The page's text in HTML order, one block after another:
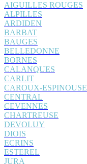
AIGUILLES ROUGES
ALPILLES
ARDIDEN
BARBAT
BAUGES
BELLEDONNE
BORNES
CALANQUES
CARLIT
CAROUX-ESPINOUSE
CENTRAL
CEVENNES
CHARTREUSE
DEVOLUY
DIOIS
ECRINS
ESTEREL
JURA